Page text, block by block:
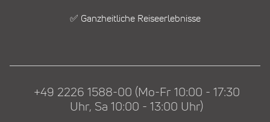
✅ Ganzheitliche Reiseerlebnisse
+49 2226 1588-00 (Mo-Fr 10:00 - 17:30
Uhr, Sa 10:00 - 13:00 Uhr)